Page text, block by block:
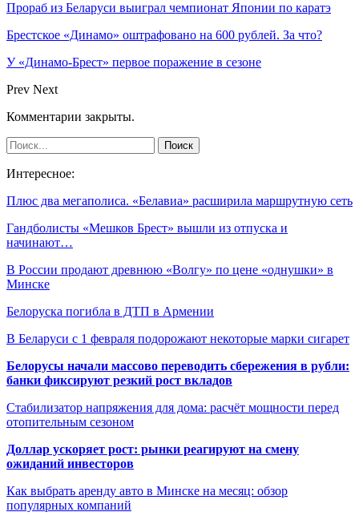
Прораб из Беларуси выиграл чемпионат Японии по каратэ
Брестское «Динамо» оштрафовано на 600 рублей. За что?
У «Динамо-Брест» первое поражение в сезоне
Prev Next
Комментарии закрыты.
Интересное:
Плюс два мегаполиса. «Белавиа» расширила маршрутную сеть
Гандболисты «Мешков Брест» вышли из отпуска и
начинают…
В России продают древнюю «Волгу» по цене «однушки» в
Минске
Белоруска погибла в ДТП в Армении
В Беларуси с 1 февраля подорожают некоторые марки сигарет
Белорусы начали массово переводить сбережения в рубли:
банки фиксируют резкий рост вкладов
Стабилизатор напряжения для дома: расчёт мощности перед
отопительным сезоном
Доллар ускоряет рост: рынки реагируют на смену
ожиданий инвесторов
Как выбрать аренду авто в Минске на месяц: обзор
популярных компаний